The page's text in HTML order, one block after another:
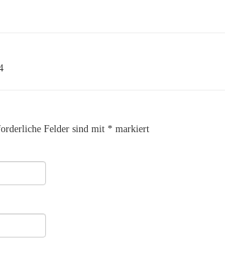
Felder sind mit * markiert